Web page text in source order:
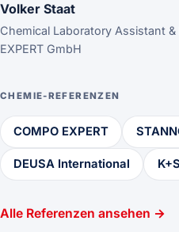
Volker Staat
Chemical Laboratory Assistant &
EXPERT GmbH
CHEMIE-REFERENZEN
COMPO EXPERT
DEUSA International K+S
Alle Referenzen ansehen →